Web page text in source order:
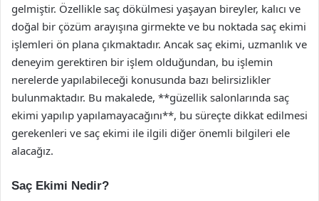
gelmiştir. Özellikle saç dökülmesi yaşayan bireyler, kalıcı ve
doğal bir çözüm arayışına girmekte ve bu noktada saç ekimi
işlemleri ön plana çıkmaktadır. Ancak saç ekimi, uzmanlık ve
deneyim gerektiren bir işlem olduğundan, bu işlemin
nerelerde yapılabileceği konusunda bazı belirsizlikler
bulunmaktadır. Bu makalede, **güzellik salonlarında saç
ekimi yapılıp yapılamayacağını**, bu süreçte dikkat edilmesi
gerekenleri ve saç ekimi ile ilgili diğer önemli bilgileri ele
alacağız.
Saç Ekimi Nedir?